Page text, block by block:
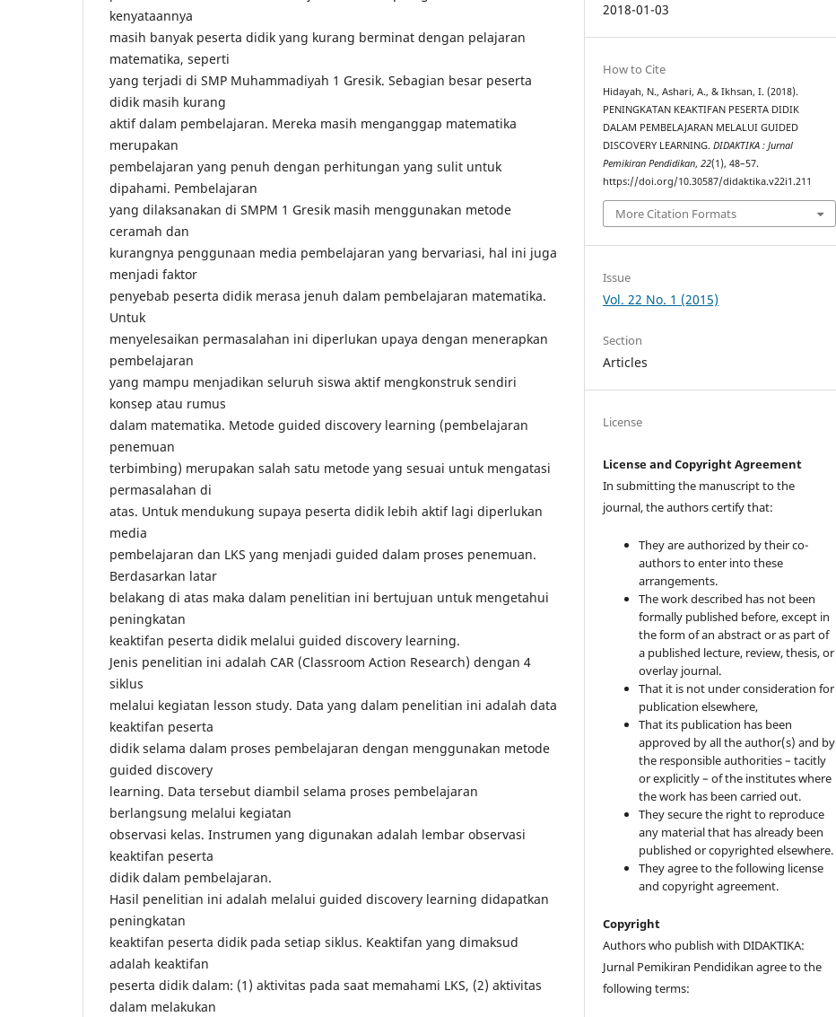
kenyataannya
masih banyak peserta didik yang kurang berminat dengan pelajaran
matematika, seperti
yang terjadi di SMP Muhammadiyah 1 Gresik. Sebagian besar peserta
didik masih kurang
aktif dalam pembelajaran. Mereka masih menganggap matematika
merupakan
pembelajaran yang penuh dengan perhitungan yang sulit untuk
dipahami. Pembelajaran
yang dilaksanakan di SMPM 1 Gresik masih menggunakan metode
ceramah dan
kurangnya penggunaan media pembelajaran yang bervariasi, hal ini juga
menjadi faktor
penyebab peserta didik merasa jenuh dalam pembelajaran matematika.
Untuk
menyelesaikan permasalahan ini diperlukan upaya dengan menerapkan
pembelajaran
yang mampu menjadikan seluruh siswa aktif mengkonstruk sendiri
konsep atau rumus
dalam matematika. Metode guided discovery learning (pembelajaran
penemuan
terbimbing) merupakan salah satu metode yang sesuai untuk mengatasi
permasalahan di
atas. Untuk mendukung supaya peserta didik lebih aktif lagi diperlukan
media
pembelajaran dan LKS yang menjadi guided dalam proses penemuan.
Berdasarkan latar
belakang di atas maka dalam penelitian ini bertujuan untuk mengetahui
peningkatan
keaktifan peserta didik melalui guided discovery learning.
Jenis penelitian ini adalah CAR (Classroom Action Research) dengan 4
siklus
melalui kegiatan lesson study. Data yang dalam penelitian ini adalah data
keaktifan peserta
didik selama dalam proses pembelajaran dengan menggunakan metode
guided discovery
learning. Data tersebut diambil selama proses pembelajaran
berlangsung melalui kegiatan
observasi kelas. Instrumen yang digunakan adalah lembar observasi
keaktifan peserta
didik dalam pembelajaran.
Hasil penelitian ini adalah melalui guided discovery learning didapatkan
peningkatan
keaktifan peserta didik pada setiap siklus. Keaktifan yang dimaksud
adalah keaktifan
peserta didik dalam: (1) aktivitas pada saat memahami LKS, (2) aktivitas
dalam melakukan
2018-01-03
How to Cite
Hidayah, N., Ashari, A., & Ikhsan, I. (2018).
PENINGKATAN KEAKTIFAN PESERTA DIDIK
DALAM PEMBELAJARAN MELALUI GUIDED
DISCOVERY LEARNING.DIDAKTIKA : Jurnal
Pemikiran Pendidikan,22(1), 48–57.
https://doi.org/10.30587/didaktika.v22i1.211
More Citation Formats
Issue
Vol. 22 No. 1 (2015)
Section
Articles
License
License and Copyright Agreement
In submitting the manuscript to the
journal, the authors certify that:
They are authorized by their co-
authors to enter into these
arrangements.
The work described has not been
formally published before, except in
the form of an abstract or as part of
a published lecture, review, thesis, or
overlay journal.
That it is not under consideration for
publication elsewhere,
That its publication has been
approved by all the author(s) and by
the responsible authorities – tacitly
or explicitly – of the institutes where
the work has been carried out.
They secure the right to reproduce
any material that has already been
published or copyrighted elsewhere.
They agree to the following license
and copyright agreement.
Copyright
Authors who publish with DIDAKTIKA:
Jurnal Pemikiran Pendidikan agree to the
following terms: